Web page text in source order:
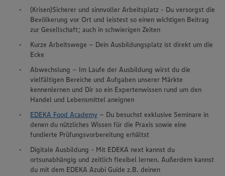
(Krisen)Sicherer und sinnvoller Arbeitsplatz - Du versorgst die
Bevölkerung vor Ort und leistest so einen wichtigen Beitrag
zur Gesellschaft; auch in schwierigen Zeiten
Kurze Arbeitswege – Dein Ausbildungsplatz ist direkt um die
Ecke
Abwechslung – Im Laufe der Ausbildung wirst du die
vielfältigen Bereiche und Aufgaben unserer Märkte
kennenlernen und Dir so ein Expertenwissen rund um den
Handel und Lebensmittel aneignen
EDEKA Food Academy – Du besuchst exklusive Seminare in
denen du nützliches Wissen für die Praxis sowie eine
fundierte Prüfungsvorbereitung erhältst
Digitale Ausbildung - Mit EDEKA next kannst du
ortsunabhängig und zeitlich flexibel lernen. Außerdem kannst
du mit dem EDEKA Azubi Guide z.B. deinen